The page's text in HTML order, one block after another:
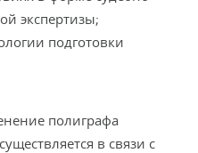
экспертизы;
подготовки
полиграфа
в связи с